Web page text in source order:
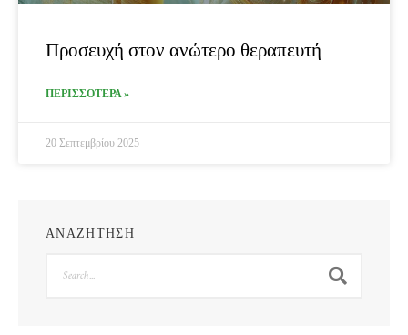
Προσευχή στον ανώτερο θεραπευτή
ΠΕΡΙΣΣΟΤΕΡΑ »
20 Σεπτεμβρίου 2025
ΑΝΑΖΗΤΗΣΗ